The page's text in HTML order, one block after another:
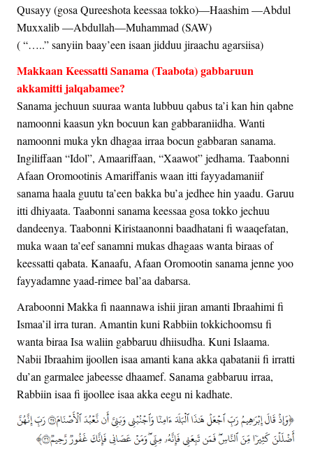
Qusayy (gosa Qureeshota keessaa tokko)—Haashim —Abdul
Muxxalib —Abdullah—Muhammad (SAW)
( “…..” sanyiin baay’een isaan jidduu jiraachu agarsiisa)
Makkaan Keessatti Sanama (Taabota) gabbaruun
akkamitti jalqabamee?
Sanama jechuun suuraa wanta lubbuu qabus ta’i kan hin qabne
namoonni kaasun ykn bocuun kan gabbaraniidha. Wanti
namoonni muka ykn dhagaa irraa bocun gabbaran sanama.
Ingiliffaan “Idol”, Amaariffaan, “Xaawot” jedhama. Taabonni
Afaan Oromootinis Amariffanis waan itti fayyadamaniif
sanama haala guutu ta’een bakka bu’a jedhee hin yaadu. Garuu
itti dhiyaata. Taabonni sanama keessaa gosa tokko jechuu
dandeenya. Taabonni Kiristaanonni baadhatani fi waaqefatan,
muka waan ta’eef sanamni mukas dhagaas wanta biraas of
keessatti qabata. Kanaafu, Afaan Oromootin sanama jenne yoo
fayyadamne yaad-rimee bal’aa dabarsa.
Araboonni Makka fi naannawa ishii jiran amanti Ibraahimi fi
Ismaa’il irra turan. Amantin kuni Rabbiin tokkichoomsu fi
wanta biraa Isa waliin gabbaruu dhiisudha. Kuni Islaama.
Nabii Ibraahim ijoollen isaa amanti kana akka qabatanii fi irratti
du’an garmalee jabeesse dhaamef. Sanama gabbaruu irraa,
Rabbiin isaa fi ijoollee isaa akka eegu ni kadhate.